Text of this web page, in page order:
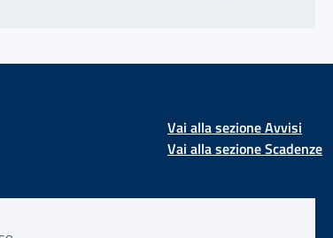
Vai alla sezione Avvisi
Vai alla sezione Scadenze